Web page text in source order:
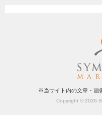
※当サイト内の文章・画
Copyright © 2026